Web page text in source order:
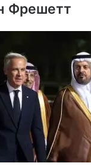
Фрешетт